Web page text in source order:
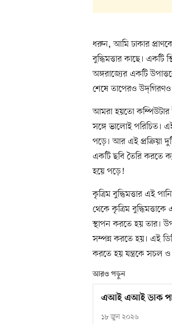
ধরুন, আমি ঢাকার
বুদ্ধিমত্তার কাছে। একটি
অঙ্গরাজ্যের একটি
শেষে তাপেরও
আমরা হয়তো কম্পিউটার
সঙ্গে ভালোই পরিচিত।
পড়ে। আর এই প্রক্রিয়া
একটি ছবি তৈরি করতে
হয়ে পড়ে!
কৃত্রিম বুদ্ধিমত্তার এই
থেকে কৃত্রিম
স্থাপন করতে হয় তার।
সম্পন্ন করতে হয়। এই
করতে হয় যন্ত্রকে সচল ও
আরও পড়ুন
এআই এআই ডাক
১৮ জুন ২০২৬